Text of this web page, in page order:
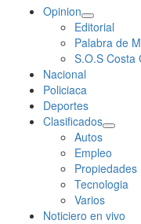
Opinion
Editorial
Palabra de
S.O.S Costa
Nacional
Policiaca
Deportes
Clasificados
Autos
Empleo
Propiedades
Tecnologia
Varios
Noticiero en vivo